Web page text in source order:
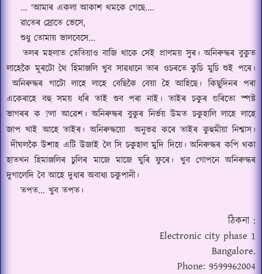
... ‘আমাৰ একলা আকাশ থমকে গেছে....
রাতেৰ স্রোতে ভেসে,
শুধু তোমায় ভালবেসে...
তলৰ মহলাত তেতিয়াও বাজি থাকে সেই প্রাণময় সুৰ। অনিৰুদ্ধৰ বুকুত
লাহেকৈমূৰটো থৈ হিমাঞ্জলি খুব সাৱধানে তাৰ ওচৰতে কুচি মুচি শুই পৰে।
অনিৰুদ্ধৰ গাটো লাহে লাহে বেছিকৈ বেয়া হৈ আহিছে। কিছুদিনৰ পৰা
একেৰাহে বহু সময় ধৰি তাই শুব পৰা নাই। তাইৰ চকুৰ গুৰিতো স্পষ্ট
ভাগৰৰ ক ?লা আৱেশ। অনিৰুদ্ধৰ বুকুৰ নির্ভয় উমত চকুহালি লাহে লাহে
জাপ খাই আহে তাইৰ। অনিৰুদ্ধয়ো
অনুভৱ কৰে তাইৰ কুহুমীয়া নিশ্বাস।
দীঘলকৈ উশাহ এটি উজাই লৈ সি চকুহাল মুদি দিয়ে। অনিৰুদ্ধৰ কপি থকা
হাতখন হিমাঞ্জলিৰ চুলিৰ মাজে মাজে ঘুৰি ফুৰে। খুব গোপনে অনিৰুদ্ধৰ
দুগালেদি বৈ আহে দুধাৰ অবাধ্য চকুপানী।
তপত... খুব তপত।
ঠিকনা :
Electronic city phase 1
Bangalore.
Phone: 9599962004